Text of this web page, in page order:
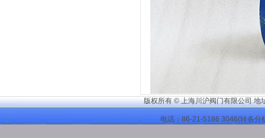
版权所有 © 上海川沪阀门有限公司 地
电话：86-21-5186 3046(转各分